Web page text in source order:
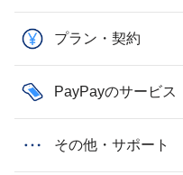
プラン・契約
PayPayのサービス
その他・サポート